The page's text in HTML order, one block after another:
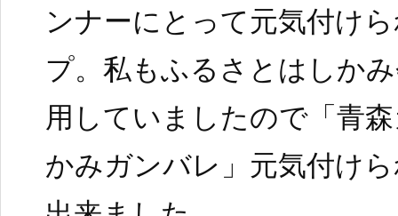
ンナーにとって元気付け
プ。私もふるさとはしか
用していましたので「青
かみガンバレ」元気付け